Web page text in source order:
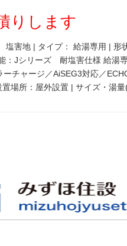
りします
塩害地 | タイプ： 給湯専用 | 形
：Jシリーズ 耐塩害仕様 給湯
ーチャージ／AiSEG3対応／
場所：屋外設置 | サイズ・湯